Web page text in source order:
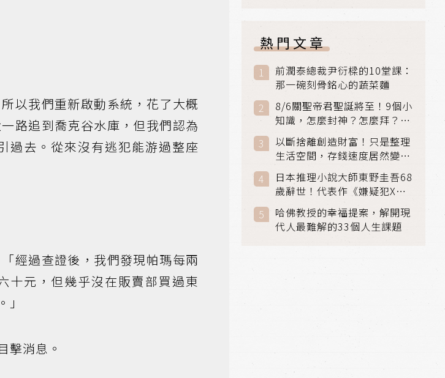
以我們重新啟動系統，花了大概
路追到喬克谷水庫，但我們認為
過去。從來沒有逃犯能游過整座
經過查證後，我們發現帕瑪每兩
十元，但幾乎沒在販賣部買過東
擊消息。
熱門文章
前潤泰總裁尹衍樑的10堂課：
那一碗刻骨銘心的蔬菜麵
8/6關聖帝君聖誕將至！9個小
知識，怎麼封神？怎麼拜？該
拜哪個關帝？
以斷捨離創造財富！只是整理
生活空間，存錢速度居然變快
日本推理小說大師東野圭吾68
歲辭世！代表作《嫌疑犯X的
獻身》《解憂雜貨店》獲獎無
數
哈佛教授的幸福提案，解開現
代人最難解的33個人生課題